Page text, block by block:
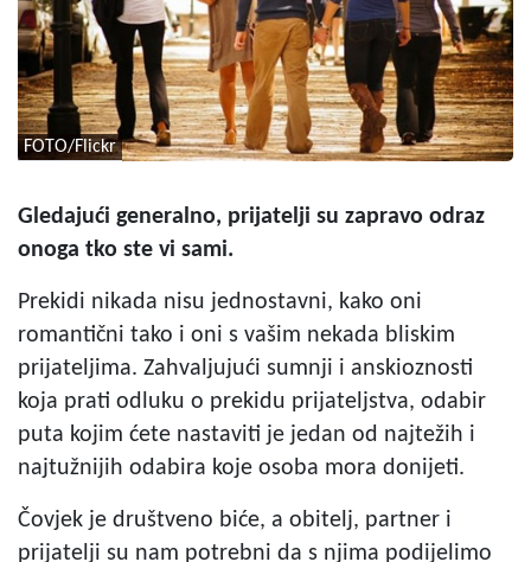
FOTO/Flickr
Gledajući generalno, prijatelji su zapravo odraz
onoga tko ste vi sami.
Prekidi nikada nisu jednostavni, kako oni
romantični tako i oni s vašim nekada bliskim
prijateljima. Zahvaljujući sumnji i anskioznosti
koja prati odluku o prekidu prijateljstva, odabir
puta kojim ćete nastaviti je jedan od najtežih i
najtužnijih odabira koje osoba mora donijeti.
Čovjek je društveno biće, a obitelj, partner i
prijatelji su nam potrebni da s njima podijelimo